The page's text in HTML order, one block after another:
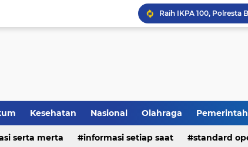
Kesehatan Nasional Olahraga
serta merta informasi setiap saat standard